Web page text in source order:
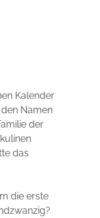
Kalender
Namen
der
das
die erste